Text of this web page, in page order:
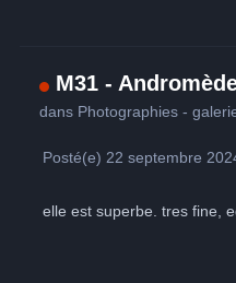
M31 -
dans Photographies -
Posté(e)22 septembre
elle est superbe. tres fine,